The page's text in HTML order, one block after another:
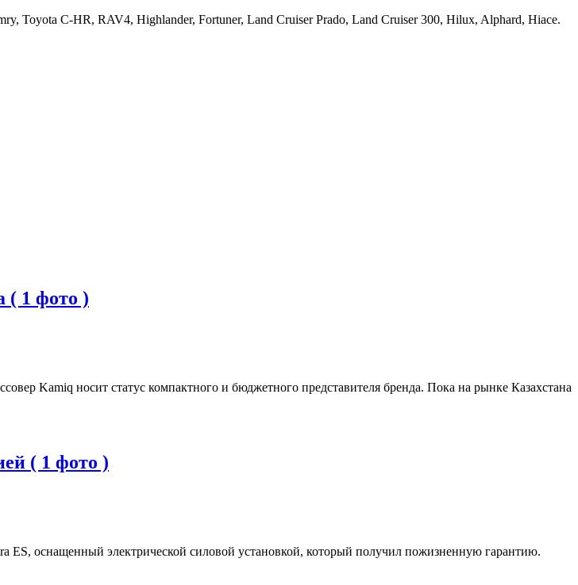
Toyota C-HR, RAV4, Highlander, Fortuner, Land Cruiser Prado, Land Cruiser 300, Hilux, Alphard, Hiace.
( 1 фото )
Kamiq носит статус компактного и бюджетного представителя бренда. Пока на рынке Казахстана
( 1 фото )
ES, оснащенный электрической силовой установкой, который получил пожизненную гарантию.